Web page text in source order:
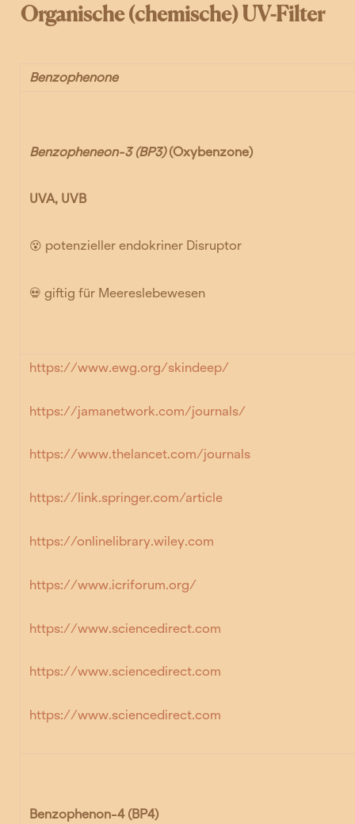
Organische (chemische) UV-Filter
Benzophenone
Benzopheneon-3 (BP3) (Oxybenzone)
UVA, UVB
😵 potenzieller endokriner Disruptor
💀giftig für Meereslebewesen
https://www.ewg.org/skindeep/
https://jamanetwork.com/journals/
https://www.thelancet.com/journals
https://link.springer.com/article
https://onlinelibrary.wiley.com
https://www.icriforum.org/
https://www.sciencedirect.com
https://www.sciencedirect.com
https://www.sciencedirect.com
Benzophenon-4 (BP4)